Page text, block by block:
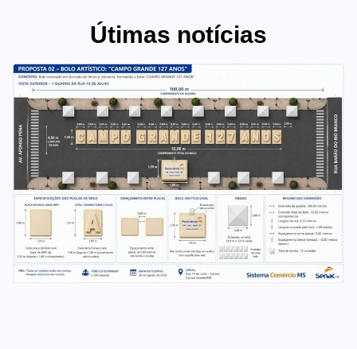
Útimas notícias